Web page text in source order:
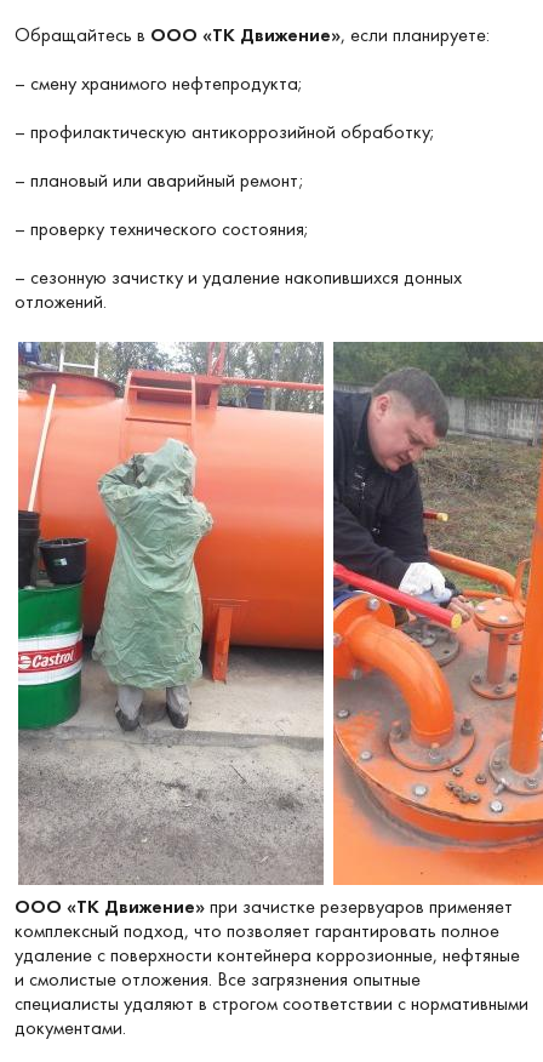
Обращайтесь в ООО «ТК Движение», если планируете:
– смену хранимого нефтепродукта;
– профилактическую антикоррозийной обработку;
– плановый или аварийный ремонт;
– проверку технического состояния;
– сезонную зачистку и удаление накопившихся донных
отложений.
ООО «ТК Движение»при зачистке резервуаров применяет
комплексный подход, что позволяет гарантировать полное
удаление с поверхности контейнера коррозионные, нефтяные
и смолистые отложения. Все загрязнения опытные
специалисты удаляют в строгом соответствии с нормативными
документами.